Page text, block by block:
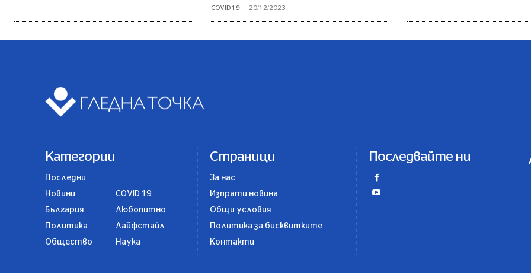
COVID 19 20/12/2023
Категории
Последни
Новини
България
Политика
Общество
COVID 19
Любопитно
Лайфстайл
Наука
Страници
За нас
Изпрати новина
Общи условия
Политика за бисквитките
Контакти
Последвайте ни